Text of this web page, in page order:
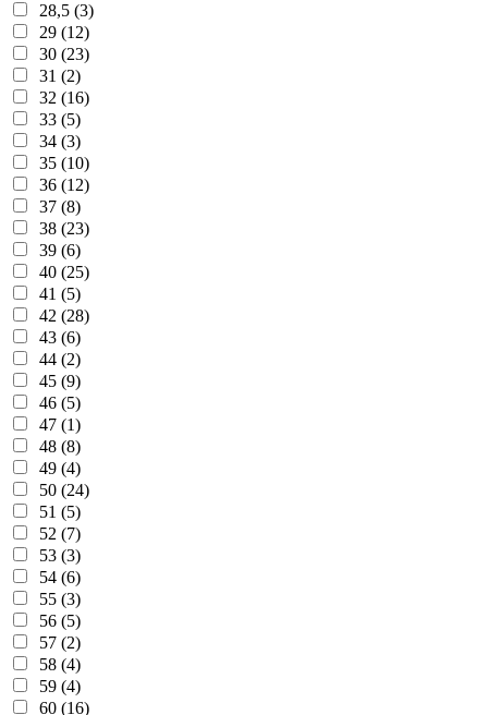
28,5 (3)
29 (12)
30 (23)
31 (2)
32 (16)
33 (5)
34 (3)
35 (10)
36 (12)
37 (8)
38 (23)
39 (6)
40 (25)
41 (5)
42 (28)
43 (6)
44 (2)
45 (9)
46 (5)
47 (1)
48 (8)
49 (4)
50 (24)
51 (5)
52 (7)
53 (3)
54 (6)
55 (3)
56 (5)
57 (2)
58 (4)
59 (4)
60 (16)